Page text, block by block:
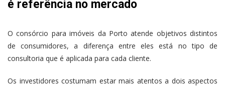
é referência no mercado
O consórcio para imóveis da Porto atende objetivos distintos
de consumidores, a diferença entre eles está no tipo de
consultoria que é aplicada para cada cliente.
Os investidores costumam estar mais atentos a dois aspectos